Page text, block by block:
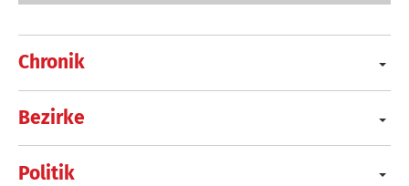
Chronik
Bezirke
Politik